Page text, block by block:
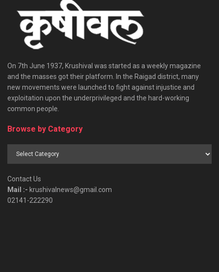
On 7th June 1937, Krushival was started as a weekly magazine
and the masses got their platform. In the Raigad district, many
new movements were launched to fight against injustice and
exploitation upon the underprivileged and the hard-working
common people.
Browse by Category
Browse
Contact Us
Mail :- krushivalnews@gmail.com
02141-222290